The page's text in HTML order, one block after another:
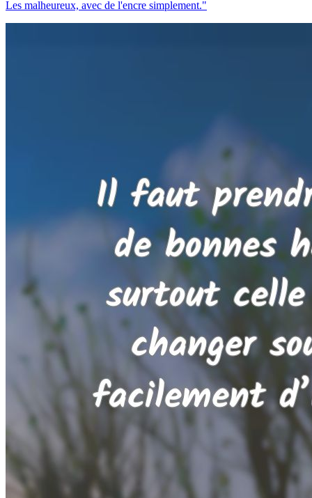
Les malheureux, avec de l'encre simplement."